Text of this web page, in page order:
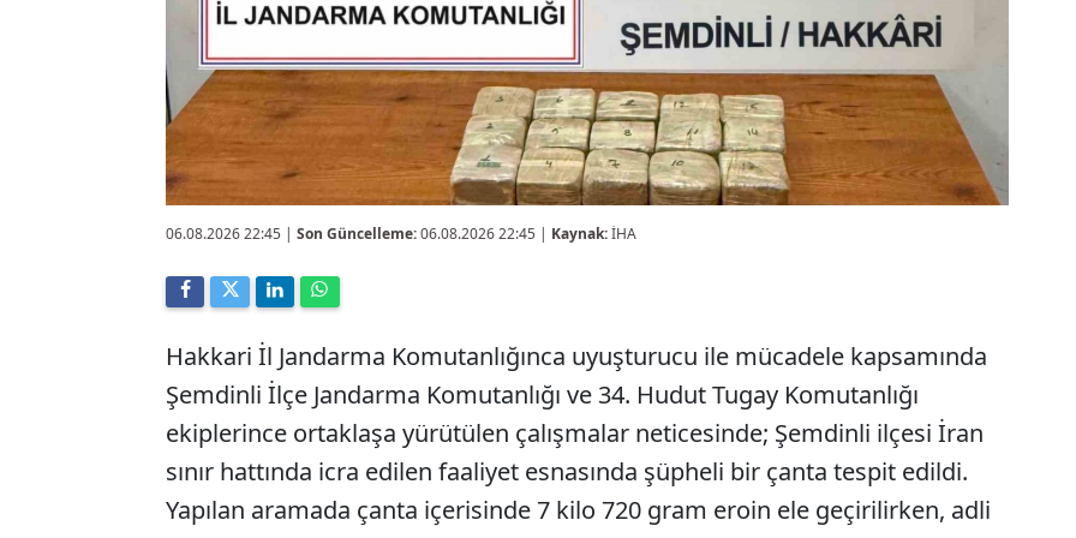
06.08.2026 22:45 | Son Güncelleme:06.08.2026 22:45 | Kaynak:İHA
Hakkari İl Jandarma Komutanlığınca uyuşturucu ile mücadele kapsamında
Şemdinli İlçe Jandarma Komutanlığı ve 34. Hudut Tugay Komutanlığı
ekiplerince ortaklaşa yürütülen çalışmalar neticesinde; Şemdinli ilçesi İran
sınır hattında icra edilen faaliyet esnasında şüpheli bir çanta tespit edildi.
Yapılan aramada çanta içerisinde 7 kilo 720 gram eroin ele geçirilirken, adli